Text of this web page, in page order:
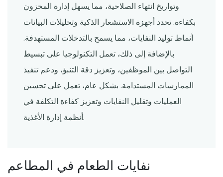
وتواريخ انتهاء الصلاحية، مما يسهل إدارة المخزون
بكفاءة. تحدد أجهزة الاستشعار الذكية وتحليلات البيانات
أنماط توليد النفايات، مما يسمح بالتدخلات المستهدفة.
بالإضافة إلى ذلك، تعمل التكنولوجيا على تبسيط
التواصل بين الموظفين، وتعزيز دقة التنبؤ، ودعم تنفيذ
الممارسات المستدامة. بشكل عام، تعمل على تحسين
العمليات وتقليل النفايات وتعزيز كفاءة التكلفة في
أنظمة إدارة الأغذية.
نفايات الطعام في المطاعم